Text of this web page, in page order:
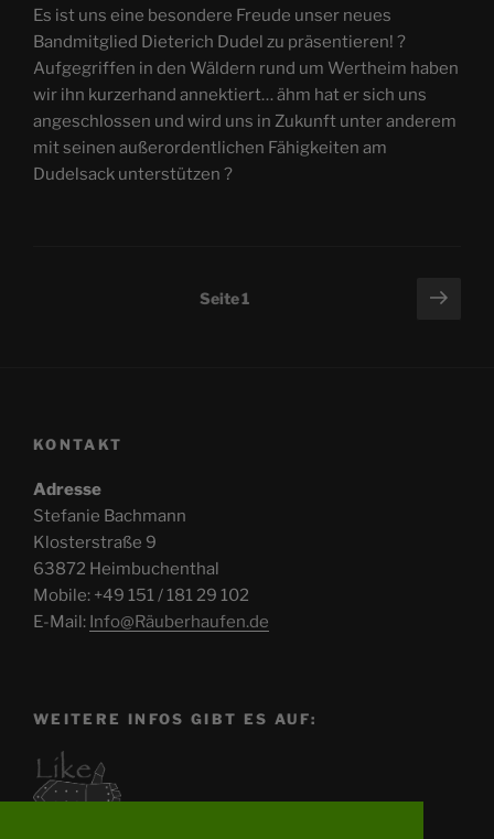
Es ist uns eine besondere Freude unser neues
Bandmitglied Dieterich Dudel zu präsentieren! ?
Aufgegriffen in den Wäldern rund um Wertheim haben
wir ihn kurzerhand annektiert… ähm hat er sich uns
angeschlossen und wird uns in Zukunft unter anderem
mit seinen außerordentlichen Fähigkeiten am
Dudelsack unterstützen ?
Seitennummerierung
Seite1
KONTAKT
Adresse
Stefanie Bachmann
Klosterstraße 9
63872 Heimbuchenthal
Mobile: +49 151 / 181 29 102
E-Mail: Info@Räuberhaufen.de
WEITERE INFOS GIBT ES AUF: